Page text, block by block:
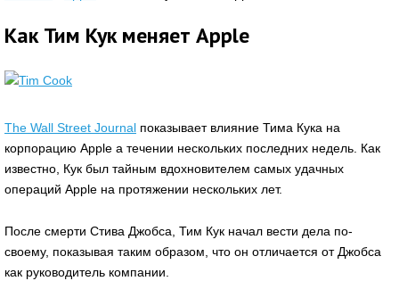
Как Тим Кук меняет Apple
The Wall Street Journal показывает влияние Тима Кука на
корпорацию Apple а течении нескольких последних недель. Как
известно, Кук был тайным вдохновителем самых удачных
операций Apple на протяжении нескольких лет.
После смерти Стива Джобса, Тим Кук начал вести дела по-
своему, показывая таким образом, что он отличается от Джобса
как руководитель компании.